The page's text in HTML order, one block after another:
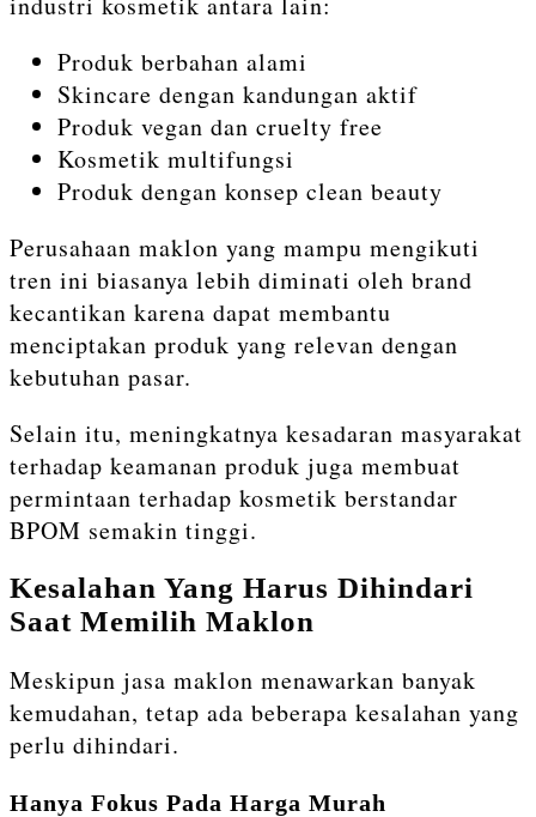
Produk berbahan alami
Skincare dengan kandungan aktif
Produk vegan dan cruelty free
Kosmetik multifungsi
Produk dengan konsep clean beauty
Perusahaan maklon yang mampu mengikuti
tren ini biasanya lebih diminati oleh brand
kecantikan karena dapat membantu
menciptakan produk yang relevan dengan
kebutuhan pasar.
Selain itu, meningkatnya kesadaran masyarakat
terhadap keamanan produk juga membuat
permintaan terhadap kosmetik berstandar
BPOM semakin tinggi.
Kesalahan Yang Harus Dihindari
Saat Memilih Maklon
Meskipun jasa maklon menawarkan banyak
kemudahan, tetap ada beberapa kesalahan yang
perlu dihindari.
Hanya Fokus Pada Harga Murah